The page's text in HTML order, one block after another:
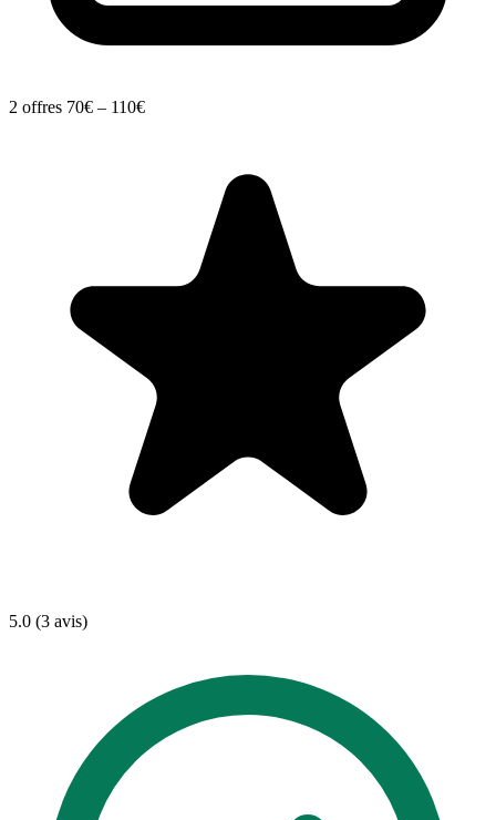
2 offres 70€ – 110€
5.0 (3 avis)